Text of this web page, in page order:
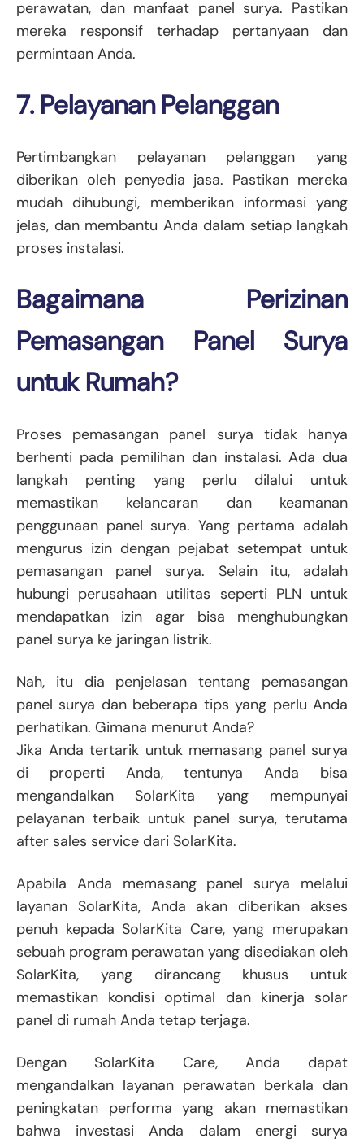
perawatan, dan manfaat panel surya. Pastikan
mereka responsif terhadap pertanyaan dan
permintaan Anda.
7. Pelayanan Pelanggan
Pertimbangkan pelayanan pelanggan yang
diberikan oleh penyedia jasa. Pastikan mereka
mudah dihubungi, memberikan informasi yang
jelas, dan membantu Anda dalam setiap langkah
proses instalasi.
Bagaimana Perizinan
Pemasangan Panel Surya
untuk Rumah?
Proses pemasangan panel surya tidak hanya
berhenti pada pemilihan dan instalasi. Ada dua
langkah penting yang perlu dilalui untuk
memastikan kelancaran dan keamanan
penggunaan panel surya. Yang pertama adalah
mengurus izin dengan pejabat setempat untuk
pemasangan panel surya. Selain itu, adalah
hubungi perusahaan utilitas seperti PLN untuk
mendapatkan izin agar bisa menghubungkan
panel surya ke jaringan listrik.
Nah, itu dia penjelasan tentang pemasangan
panel surya dan beberapa tips yang perlu Anda
perhatikan. Gimana menurut Anda?
Jika Anda tertarik untuk memasang panel surya
di properti Anda, tentunya Anda bisa
mengandalkan SolarKita yang mempunyai
pelayanan terbaik untuk panel surya, terutama
after sales service dari SolarKita.
Apabila Anda memasang panel surya melalui
layanan SolarKita, Anda akan diberikan akses
penuh kepada SolarKita Care, yang merupakan
sebuah program perawatan yang disediakan oleh
SolarKita, yang dirancang khusus untuk
memastikan kondisi optimal dan kinerja solar
panel di rumah Anda tetap terjaga.
Dengan SolarKita Care, Anda dapat
mengandalkan layanan perawatan berkala dan
peningkatan performa yang akan memastikan
bahwa investasi Anda dalam energi surya